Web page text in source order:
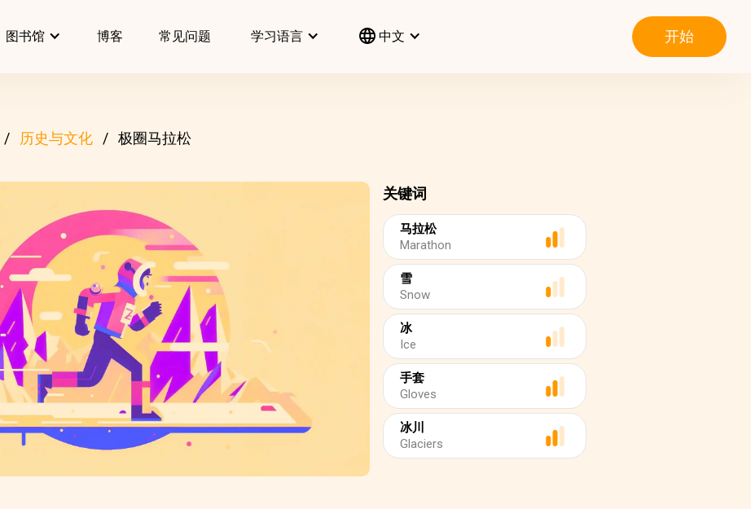
图书馆 博客 常见问题 学习语言 中文 开始
历史与文化 极圈马拉松
关键词
马拉松
Marathon
雪
Snow
冰
Ice
手套
Gloves
冰川
Glaciers